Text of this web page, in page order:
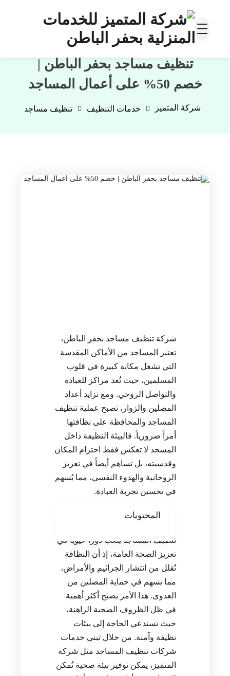
تنظيف مساجد بحفر الباطن |
خصم 50% على أعمال المساجد
شركة المتميز خدمات التنظيف تنظيف مساجد
شركة تنظيف مساجد بحفر الباطن،
تعتبر المساجد من الأماكن المقدسة
التي تشغل مكانة كبيرة في قلوب
المسلمين، حيث تُعد مراكز للعبادة
والتواصل الروحي. ومع تزايد أعداد
المصلين والزوار، تصبح عملية تنظيف
المساجد والمحافظة على نظافتها
أمراً ضرورياً. فالبيئة النظيفة داخل
المسجد لا تعكس فقط احترام المكان
وقدسيته، بل تساهم أيضاً في تعزيز
الروحانية والهدوء النفسي، مما يُسهم
في تحسين تجربة العبادة.
المحتويات
تنظيف المساجد يلعب دوراً حيوياً في
تعزيز الصحة العامة، إذ أن النظافة
تُقلل من انتشار الجراثيم والأمراض،
مما يسهم في حماية المصلين من
العدوى. هذا الأمر يصبح أكثر أهمية
في ظل الظروف الصحية الراهنة،
حيث تستدعي الحاجة إلى بيئات
نظيفة وآمنة. من خلال تبني خدمات
شركات تنظيف المساجد مثل شركة
المتميز، يمكن توفير بيئة صحية تُمكن